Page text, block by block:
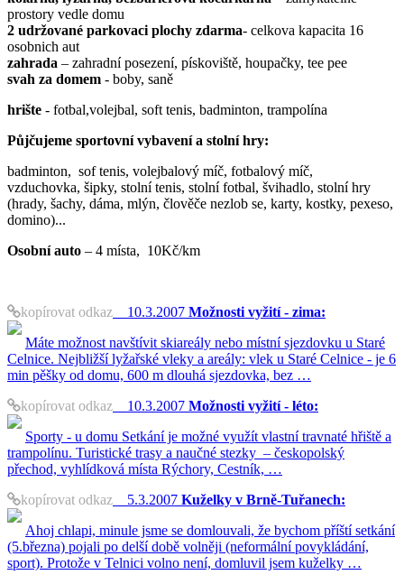
prostory vedle domu
2 udržované parkovaci plochy zdarma- celkova kapacita 16
osobnich aut
zahrada – zahradní posezení, pískoviště, houpačky, tee pee
svah za domem - boby, saně
hrište - fotbal,volejbal, soft tenis, badminton, trampolína
Půjčujeme sportovní vybavení a stolní hry:
badminton, sof tenis, volejbalový míč, fotbalový míč,
vzduchovka, šipky, stolní tenis, stolní fotbal, švihadlo, stolní hry
(hrady, šachy, dáma, mlýn, člověče nezlob se, karty, kostky, pexeso,
domino)...
Osobní auto – 4 místa, 10Kč/km
kopírovat odkaz 10.3.2007 Možnosti vyžití - zima:
Máte možnost navštívit skiareály nebo místní sjezdovku u Staré
Celnice. Nejbližší lyžařské vleky a areály: vlek u Staré Celnice - je 6
min pěšky od domu, 600 m dlouhá sjezdovka, bez …
kopírovat odkaz 10.3.2007 Možnosti vyžití - léto:
Sporty - u domu Setkání je možné využít vlastní travnaté hřiště a
trampolínu. Turistické trasy a naučné stezky – českopolský
přechod, vyhlídková místa Rýchory, Cestník, …
kopírovat odkaz 5.3.2007 Kuželky v Brně-Tuřanech:
Ahoj chlapi, minule jsme se domlouvali, že bychom příští setkání
(5.března) pojali po delší době volněji (neformální povykládání,
sport). Protože v Telnici volno není, domluvil jsem kuželky …